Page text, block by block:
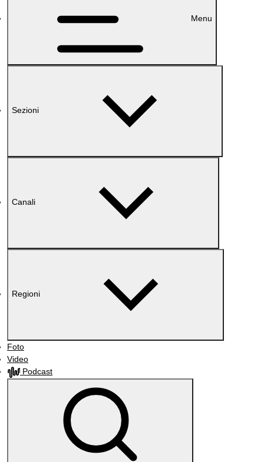
Menu
Sezioni
Canali
Regioni
Foto
Video
Podcast